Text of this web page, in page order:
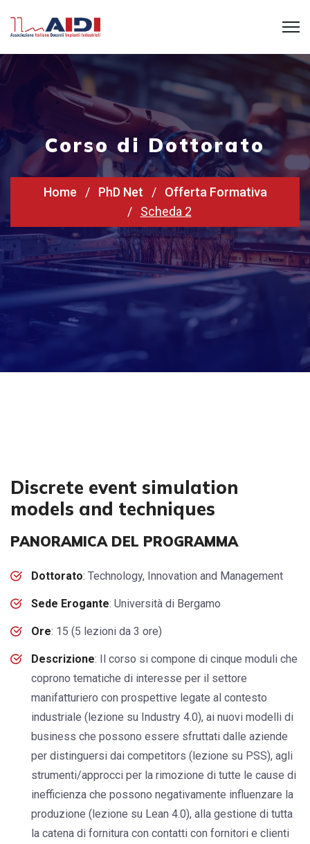
Corso di Dottorato
Home PhD Net
Offerta Formativa
Scheda 2
Discrete event simulation
models and techniques
PANORAMICA DEL PROGRAMMA
Dottorato: Technology, Innovation and Management
Sede Erogante: Università di Bergamo
Ore: 15 (5 lezioni da 3 ore)
Descrizione: Il corso si compone di cinque moduli che
coprono tematiche di interesse per il settore
manifatturiero con prospettive legate al contesto
industriale (lezione su Industry 4.0), ai nuovi modelli di
business che possono essere sfruttati dalle aziende
per distinguersi dai competitors (lezione su PSS), agli
strumenti/approcci per la rimozione di tutte le cause di
inefficienza che possono negativamente influenzare la
produzione (lezione su Lean 4.0), alla gestione di tutta
la catena di fornitura con contatti con fornitori e clienti